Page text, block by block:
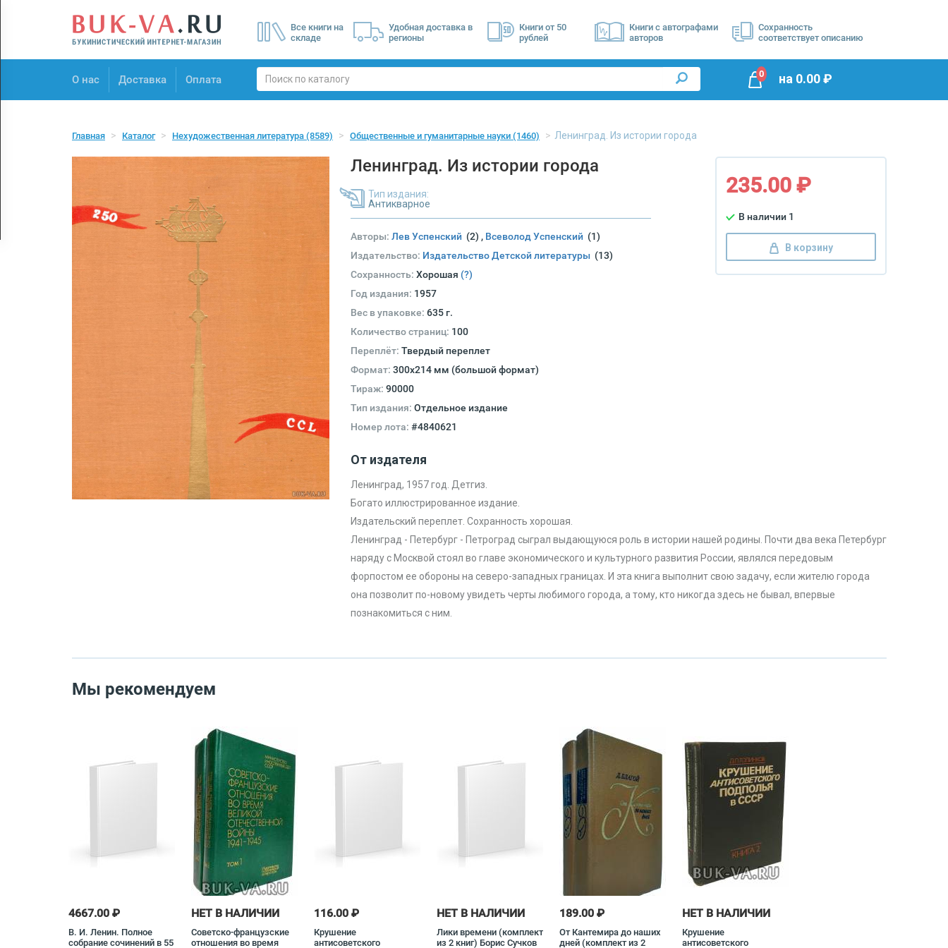
Все книги на
складе
Удобная доставка в
регионы
Книги от 50
рублей
Книги с автографами
авторов
Сохранность
соответствует описанию
О нас Доставка Оплата
О нас
0 на 0.00₽
Главная Каталог Нехудожественная литература (8589) Общественные и гуманитарные науки (1460) Ленинград. Из истории города
235.00 ₽
В наличии 1
В корзину
Ленинград. Из истории города
Тип издания:
Антикварное
Авторы: Лев Успенский (2) , Всеволод Успенский (1)
Издательство: Издательство Детской литературы (13)
Сохранность: Хорошая (?)
Год издания: 1957
Вес в упаковке: 635 г.
Количество страниц: 100
Переплёт: Твердый переплет
Формат: 300x214 мм (большой формат)
Тираж: 90000
Тип издания: Отдельное издание
Номер лота: #4840621
От издателя
Ленинград, 1957 год. Детгиз.
Богато иллюстрированное издание.
Издательский переплет. Сохранность хорошая.
Ленинград - Петербург - Петроград сыграл выдающуюся роль в истории нашей родины. Почти два века Петербург
наряду с Москвой стоял во главе экономического и культурного развития России, являлся передовым
форпостом ее обороны на северо-западных границах. И эта книга выполнит свою задачу, если жителю города
она позволит по-новому увидеть черты любимого города, а тому, кто никогда здесь не бывал, впервые
познакомиться с ним.
Мы рекомендуем
4667.00 ₽
В. И. Ленин. Полное
собрание сочинений в 55
НЕТ В НАЛИЧИИ
Советско-французские
отношения во время
116.00 ₽
Крушение
антисоветского
НЕТ В НАЛИЧИИ
Лики времени (комплект
из 2 книг) Борис Сучков
189.00 ₽
От Кантемира до наших
дней (комплект из 2
НЕТ В НАЛИЧИИ
Крушение
антисоветского